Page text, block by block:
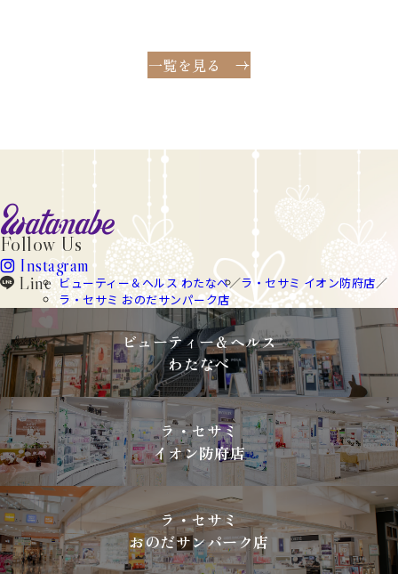
一覧を見る
watanabe
ビューティー＆ヘルス
わたなべ
ラ・セサミ
イオン防府店
ラ・セサミ
おのだサンパーク店
Follow Us
instagram Instagram
line Line ビューティー＆ヘルス わたなべ
ラ・セサミ イオン防府店
ラ・セサミ おのだサンパーク店